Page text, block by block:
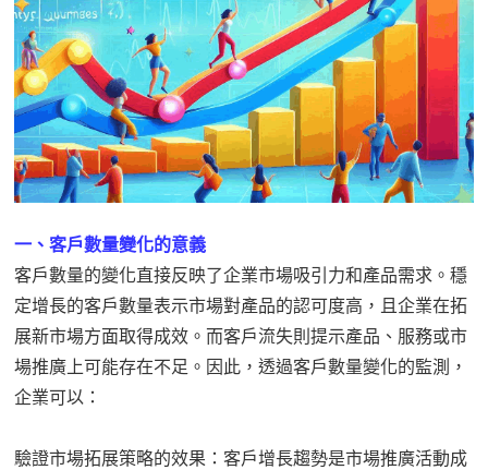
一、客戶數量變化的意義
客戶數量的變化直接反映了企業市場吸引力和產品需求。穩
定增長的客戶數量表示市場對產品的認可度高，且企業在拓
展新市場方面取得成效。而客戶流失則提示產品、服務或市
場推廣上可能存在不足。因此，透過客戶數量變化的監測，
企業可以：
驗證市場拓展策略的效果：客戶增長趨勢是市場推廣活動成